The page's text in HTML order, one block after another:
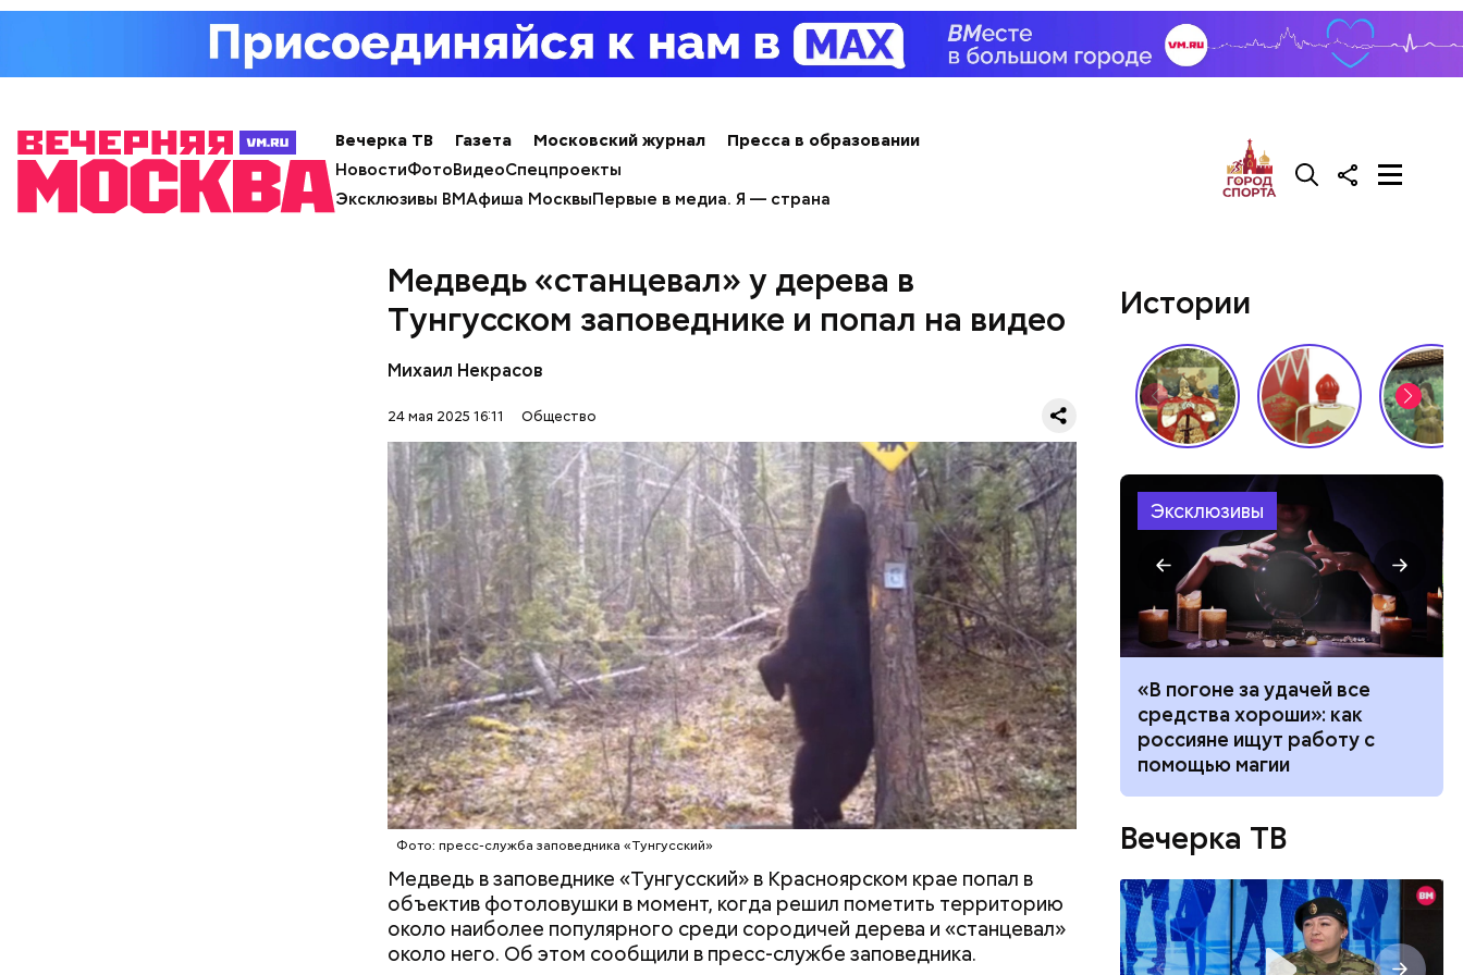
Вечерка ТВ Газета Московский журнал
Пресса в образовании
НовостиФотоВидеоСпецпроекты
Эксклюзивы ВМАфиша МосквыПервые в медиа. Я — страна
Медведь «станцевал» у дерева в
Тунгусском заповеднике и попал на видео
Михаил Некрасов
24 мая 2025 16:11 Общество
Фото: пресс-служба заповедника «Тунгусский»
Медведь в заповеднике «Тунгусский» в Красноярском крае попал в
объектив фотоловушки в момент, когда решил пометить территорию
около наиболее популярного среди сородичей дерева и «станцевал»
около него. Об этом сообщили в пресс-службе заповедника.
Спагетти из кабачков
лишним весом.
Истории
Эксклюзивы
Хотела спасти малыша: как
мать и сын погибли при
падении из окна в Раменском
Вода за 10 тысяч: поможет ли
японский напиток сбросить
лишний вес
Людей разбросало по
проезжей части: как
легковушка сбила толпу
пешеходов в Омске
«В погоне за удачей все
средства хороши»: как
россияне ищут работу с
помощью магии
Вечерка ТВ